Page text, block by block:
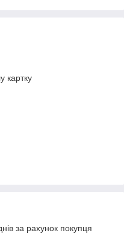
картку
за рахунок покупця